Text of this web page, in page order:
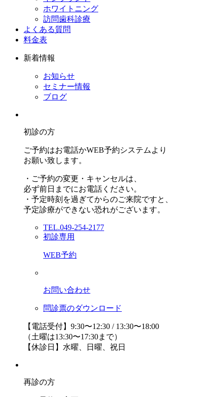
ホワイトニング
訪問歯科診療
よくある質問
料金表
新着情報
お知らせ
セミナー情報
ブログ
初診の方
ご予約はお電話かWEB予約システムより
お願い致します。
・ご予約の変更・キャンセルは、
必ず前日までにお電話ください。
・予定時刻を過ぎてからのご来院ですと、
予定診療ができない恐れがございます。
TEL.049-254-2177
初診専用
WEB予約
お問い合わせ
問診票のダウンロード
【電話受付】9:30〜12:30 / 13:30〜18:00
（土曜は13:30〜17:30まで）
【休診日】水曜、日曜、祝日
再診の方